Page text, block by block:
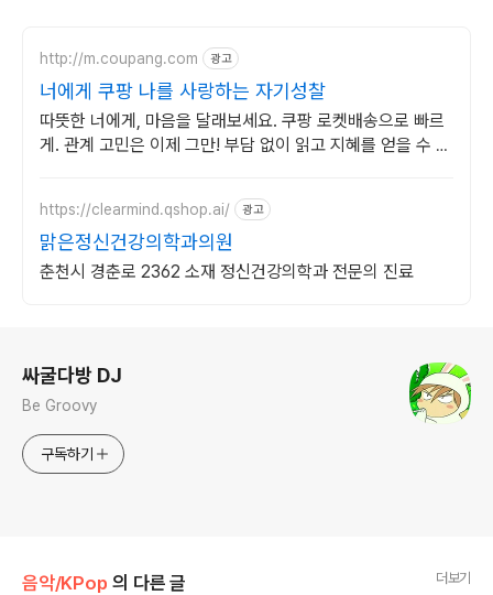
http://m.coupang.com 광고
너에게 쿠팡 나를 사랑하는 자기성찰
따뜻한 너에게, 마음을 달래보세요. 쿠팡 로켓배송으로 빠르
게. 관계 고민은 이제 그만! 부담 없이 읽고 지혜를 얻을 수 있
https://clearmind.qshop.ai/ 광고
맑은정신건강의학과의원
춘천시 경춘로 2362 소재 정신건강의학과 전문의 진료
싸굴다방 DJ
Be Groovy
구독하기
음악/KPop 의 다른 글 더보기